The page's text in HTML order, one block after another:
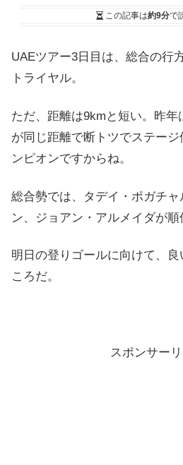
この記事は約9分で
UAEツアー3日目は、総合の行
トライヤル。
ただ、距離は9kmと短い。昨年
が同じ距離で断トツでステー
ンピオンですからね。
総合勢では、タデイ・ポガチャ
ン、ジョアン・アルメイダが順
明日の登りゴールに向けて、
ころだ。
スポンサー